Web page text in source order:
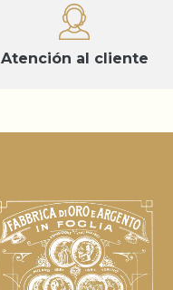
Atención al cliente